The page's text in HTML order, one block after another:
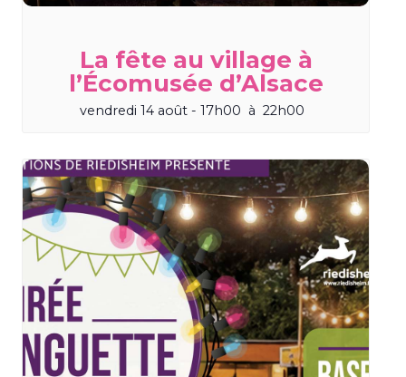
La fête au village à
l’Écomusée d’Alsace
vendredi 14 août - 17h00 à 22h00